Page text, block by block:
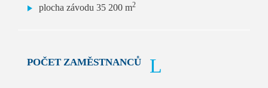
plocha závodu 35 200 m2
POČET ZAMĚSTNANCŮ